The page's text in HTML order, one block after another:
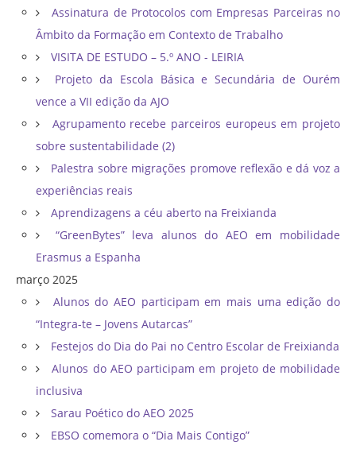
Assinatura de Protocolos com Empresas Parceiras no
Âmbito da Formação em Contexto de Trabalho
VISITA DE ESTUDO – 5.º ANO - LEIRIA
Projeto da Escola Básica e Secundária de Ourém
vence a VII edição da AJO
Agrupamento recebe parceiros europeus em projeto
sobre sustentabilidade (2)
Palestra sobre migrações promove reflexão e dá voz a
experiências reais
Aprendizagens a céu aberto na Freixianda
“GreenBytes” leva alunos do AEO em mobilidade
Erasmus a Espanha
março 2025
Alunos do AEO participam em mais uma edição do
“Integra-te – Jovens Autarcas”
Festejos do Dia do Pai no Centro Escolar de Freixianda
Alunos do AEO participam em projeto de mobilidade
inclusiva
Sarau Poético do AEO 2025
EBSO comemora o “Dia Mais Contigo”